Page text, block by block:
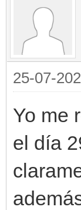
25-07-
Yo me
el día